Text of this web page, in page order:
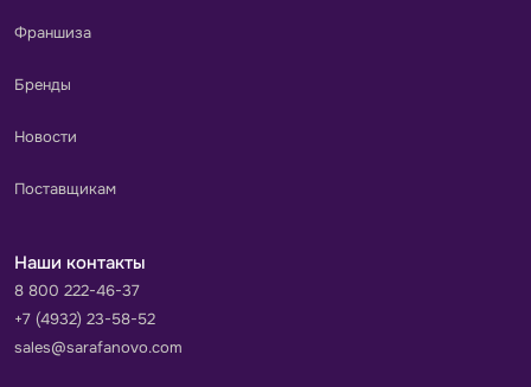
Франшиза
Бренды
Новости
Поставщикам
Наши контакты
8 800 222-46-37
+7 (4932) 23-58-52
sales@sarafanovo.com